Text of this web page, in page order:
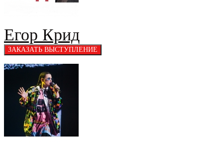
Егор Крид